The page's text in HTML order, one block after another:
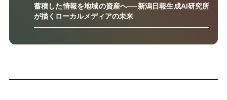
蓄積した情報を地域の資産へ──新潟日報生成AI研究所
が描くローカルメディアの未来